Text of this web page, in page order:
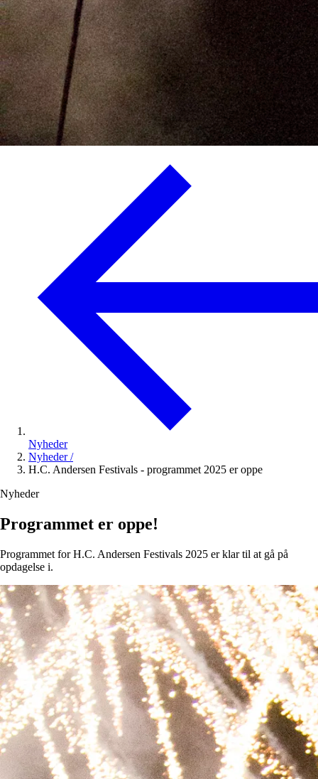
Nyheder
Nyheder /
H.C. Andersen Festivals - programmet 2025 er oppe
Nyheder
Programmet er oppe!
Programmet for H.C. Andersen Festivals 2025 er klar til at gå på
opdagelse i.